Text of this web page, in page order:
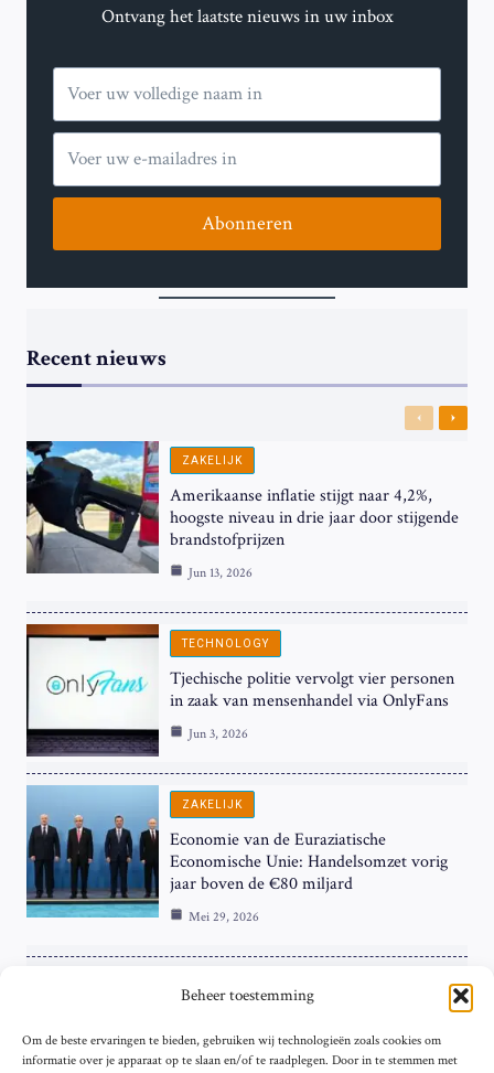
Beheer toestemming
Om de beste ervaringen te bieden, gebruiken wij technologieën zoals cookies om
informatie over je apparaat op te slaan en/of te raadplegen. Door in te stemmen met
Ontvang het laatste nieuws in uw inbox
Abonneren
Recent nieuws
Previous
Next
ZAKELIJK
Amerikaanse inflatie stijgt naar 4,2%,
hoogste niveau in drie jaar door stijgende
brandstofprijzen
Jun 13, 2026
TECHNOLOGY
Tjechische politie vervolgt vier personen
in zaak van mensenhandel via OnlyFans
Jun 3, 2026
ZAKELIJK
Economie van de Euraziatische
Economische Unie: Handelsomzet vorig
jaar boven de €80 miljard
Mei 29, 2026
ZAKELIJK
Hardnekkige Inflatie bij de ‘Grote Vier’
van de Eurozone